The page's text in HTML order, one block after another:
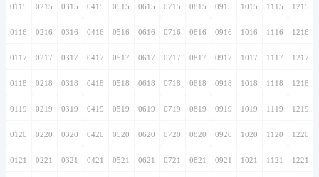
0115 0215 0315 0415 0515 0615 0715 0815 0915 1015 1115 1215
0116 0216 0316 0416 0516 0616 0716 0816 0916 1016 1116 1216
0117 0217 0317 0417 0517 0617 0717 0817 0917 1017 1117 1217
0118 0218 0318 0418 0518 0618 0718 0818 0918 1018 1118 1218
0119 0219 0319 0419 0519 0619 0719 0819 0919 1019 1119 1219
0120 0220 0320 0420 0520 0620 0720 0820 0920 1020 1120 1220
0121 0221 0321 0421 0521 0621 0721 0821 0921 1021 1121 1221